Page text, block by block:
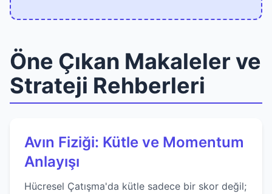
Öne Çıkan Makaleler ve
Strateji Rehberleri
Avın Fiziği: Kütle ve Momentum
Anlayışı
Hücresel Çatışma'da kütle sadece bir skor değil;